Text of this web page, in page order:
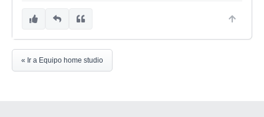
« Ir a Equipo home studio